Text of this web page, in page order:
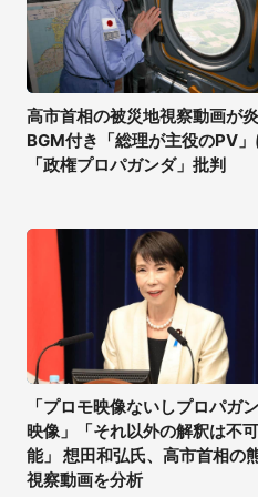
高市首相の被災地視察動画が
BGM付き「総理が主役のPV
「政権プロパガンダ」批判
「プロモ映像ないしプロパガ
映像」「それ以外の解釈は不可
能」 想田和弘氏、高市首相の
視察動画を分析